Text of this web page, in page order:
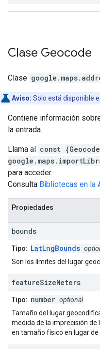
Clase Geocode
Clase
Aviso: Solo está disponible
Contiene información
la entrada.
Llama al const
para acceder.
Consulta Bibliotecas en la
Propiedades
bounds
Tipo: LatLngBounds
Son los límites del lugar
featureSizeMeters
Tipo: number optional
Tamaño del lugar
medida de la imprecisión de
en tamaño físico en lugar